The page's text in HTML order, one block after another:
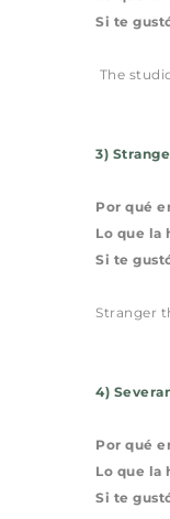
Si te
The
3)
Por qué
Lo que la
Si te
Stranger
4)
Por qué
Lo que la
Si te